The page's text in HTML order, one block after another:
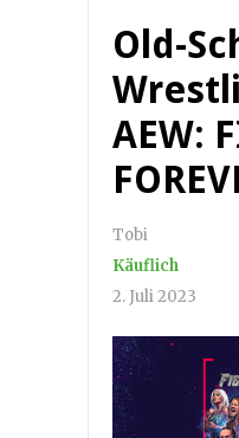
Old-
AEW:
Tobi
Käuflich
2. Juli 2023